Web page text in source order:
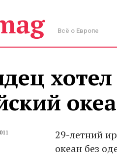
Всё о Европе
29-летний
океан без